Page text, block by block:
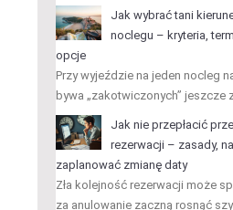
Jak wybrać tani
noclegu – kryteria,
opcje
Przy wyjeździe na jeden nocleg
bywa „zakotwiczonych” jeszcze
Jak nie przepłacić
rezerwacji – zasady,
zaplanować zmianę daty
Zła kolejność rezerwacji może
za anulowanie zaczną rosnąć